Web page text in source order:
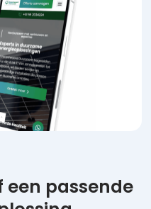
een passende